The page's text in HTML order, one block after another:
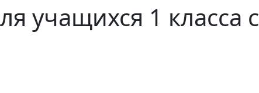
учащихся 1 класса с